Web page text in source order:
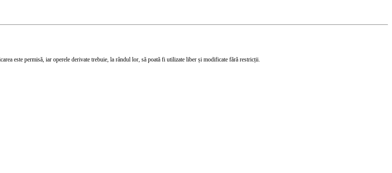
este permisă, iar operele derivate trebuie, la rândul lor, să poată fi utilizate liber și modificate fără restricții.